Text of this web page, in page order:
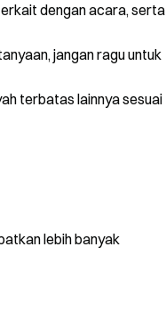
dengan acara, serta
jangan ragu untuk
terbatas lainnya sesuai
lebih banyak